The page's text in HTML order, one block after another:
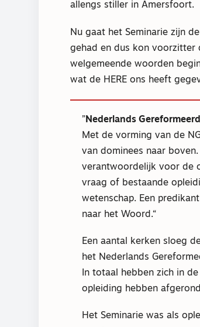
allengs stiller in Amersfoort.
Nu gaat het Seminarie zijn
gehad en dus kon voorzitter
welgemeende woorden
wat de HERE ons heeft
Nederlands
Met de vorming van de
van dominees naar
verantwoordelijk voor de
vraag of bestaande
wetenschap. Een
naar het Woord.
Een aantal kerken sloeg
het Nederlands
In totaal hebben zich in
opleiding hebben
Het Seminarie was als